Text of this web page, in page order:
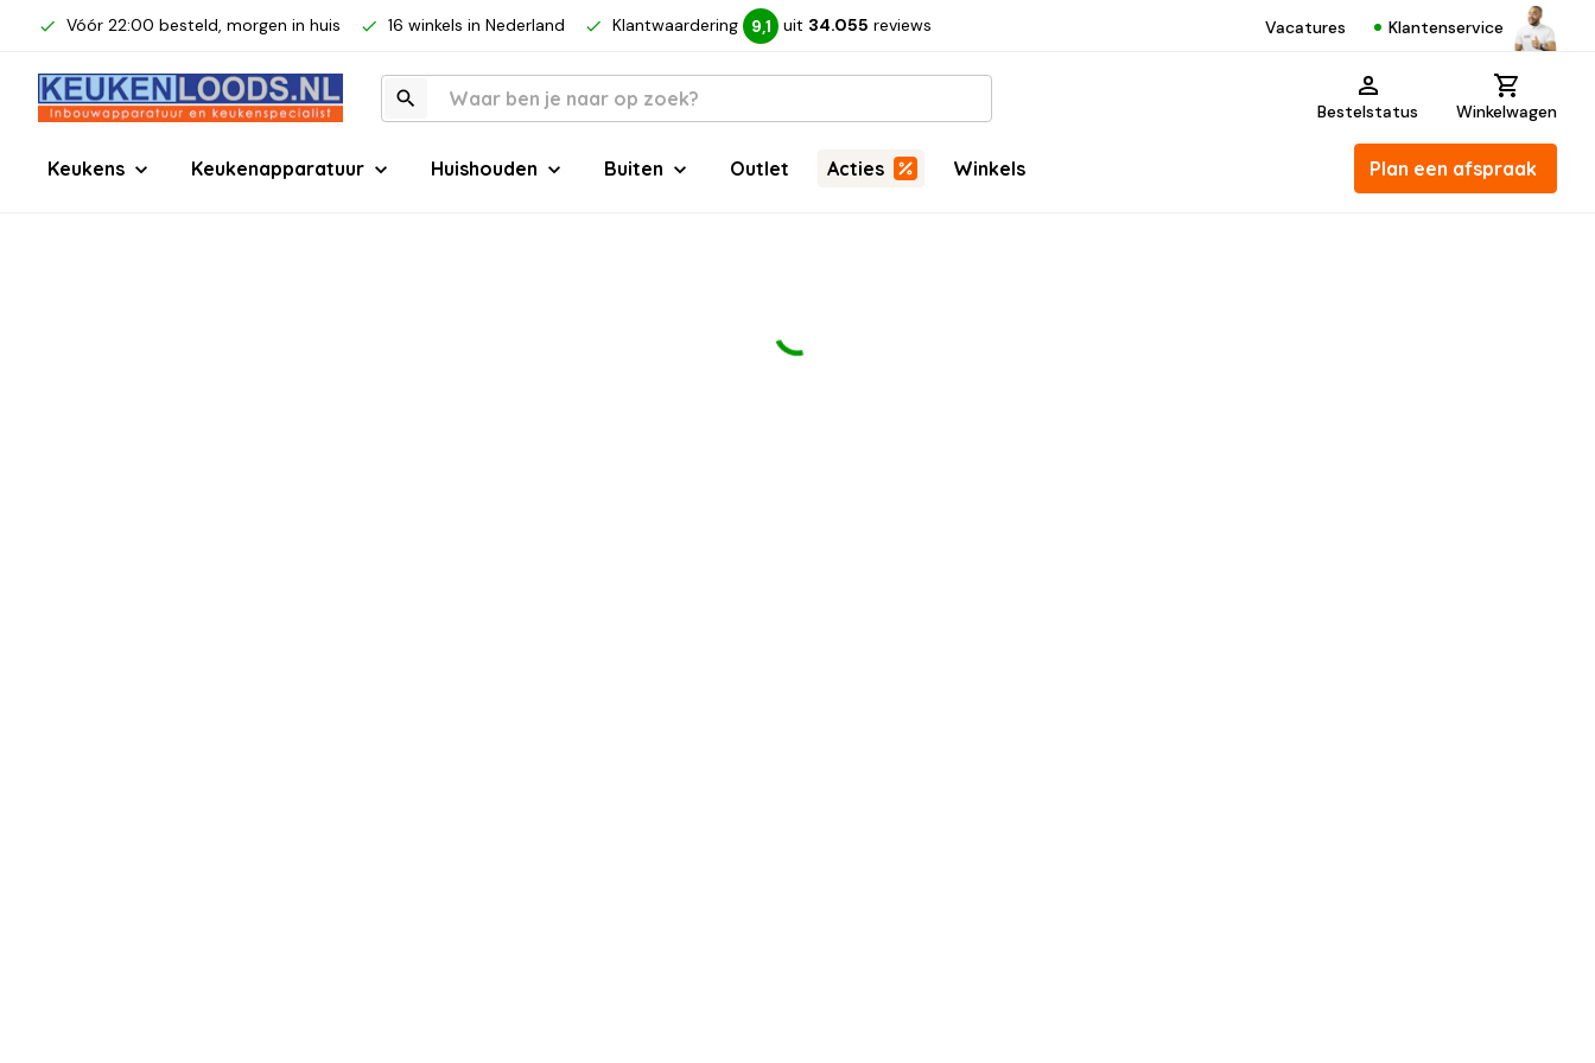
Vóór 22:00 besteld, morgen in huis 16 winkels in Nederland Klantwaardering 9,1 uit 34.055 reviews Vacatures Klantenservice
Bestelstatus Winkelwagen
Keukens Keukenapparatuur Huishouden Buiten Outlet Acties Winkels Plan een afspraak